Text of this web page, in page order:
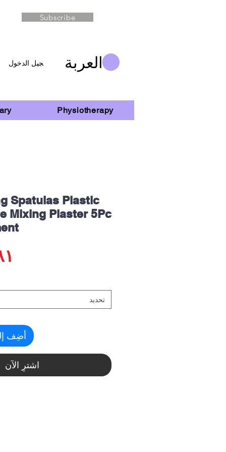
Subscribe
تسجيل الدخول العربة
Physiotherapy
Spatulas Plastic
Mixing Plaster 5Pc
تحديد
أضِف
اشترِ الآن